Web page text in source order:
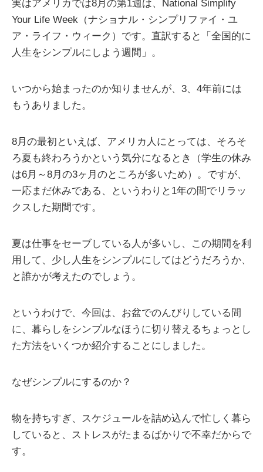
実はアメリカでは8月の第1週は、National Simplify
Your Life Week（ナショナル・シンプリファイ・ユ
ア・ライフ・ウィーク）です。直訳すると「全国的に
人生をシンプルにしよう週間」。
いつから始まったのか知りませんが、3、4年前には
もうありました。
8月の最初といえば、アメリカ人にとっては、そろそ
ろ夏も終わろうかという気分になるとき（学生の休み
は6月～8月の3ヶ月のところが多いため）。ですが、
一応まだ休みである、というわりと1年の間でリラッ
クスした期間です。
夏は仕事をセーブしている人が多いし、この期間を利
用して、少し人生をシンプルにしてはどうだろうか、
と誰かが考えたのでしょう。
というわけで、今回は、お盆でのんびりしている間
に、暮らしをシンプルなほうに切り替えるちょっとし
た方法をいくつか紹介することにしました。
なぜシンプルにするのか？
物を持ちすぎ、スケジュールを詰め込んで忙しく暮ら
していると、ストレスがたまるばかりで不幸だからで
す。